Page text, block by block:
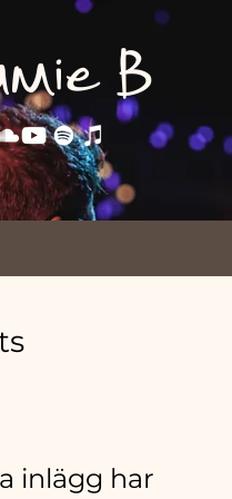
B
inlägg har